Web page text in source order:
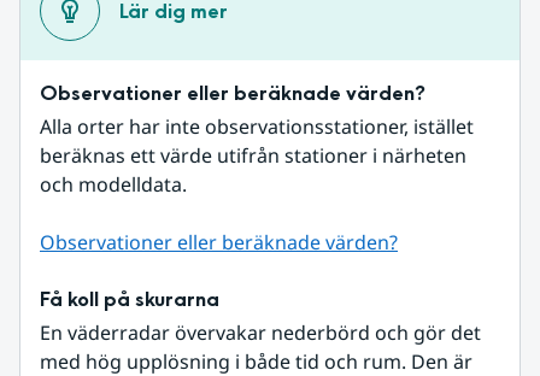
Lär dig mer
Observationer eller beräknade värden?
Alla orter har inte observationsstationer, istället
beräknas ett värde utifrån stationer i närheten
och modelldata.
Observationer eller beräknade värden?
Få koll på skurarna
En väderradar övervakar nederbörd och gör det
med hög upplösning i både tid och rum. Den är